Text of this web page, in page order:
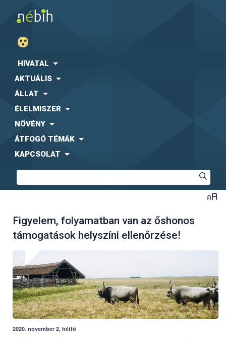
HIVATAL
AKTUÁLIS
ÁLLAT
ÉLELMISZER
NÖVÉNY
ÁTFOGÓ TÉMÁK
KAPCSOLAT
Figyelem, folyamatban van az őshonos
támogatások helyszíni ellenőrzése!
2020. november 2, hétfő